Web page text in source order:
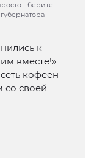
- берите
к
вместе!»
кофеен
со своей